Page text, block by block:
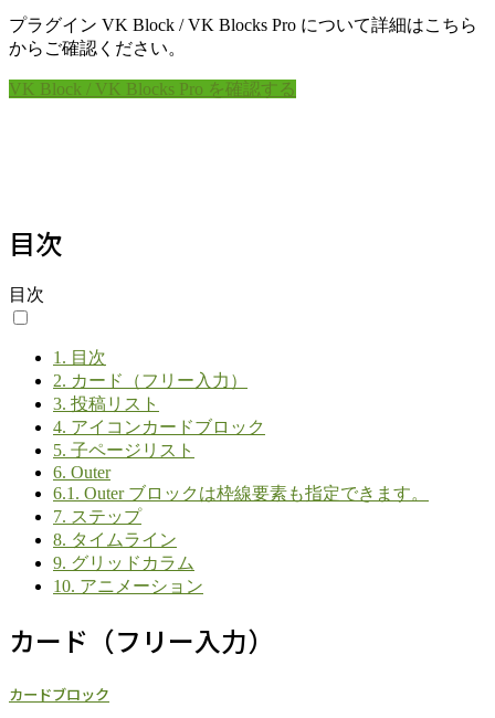
プラグイン VK Block / VK Blocks Pro について詳細はこちら
からご確認ください。
VK Block / VK Blocks Pro を確認する
目次
目次
1. 目次
2. カード（フリー入力）
3. 投稿リスト
4. アイコンカードブロック
5. 子ページリスト
6. Outer
6.1. Outer ブロックは枠線要素も指定できます。
7. ステップ
8. タイムライン
9. グリッドカラム
10. アニメーション
カード（フリー入力）
カードブロック